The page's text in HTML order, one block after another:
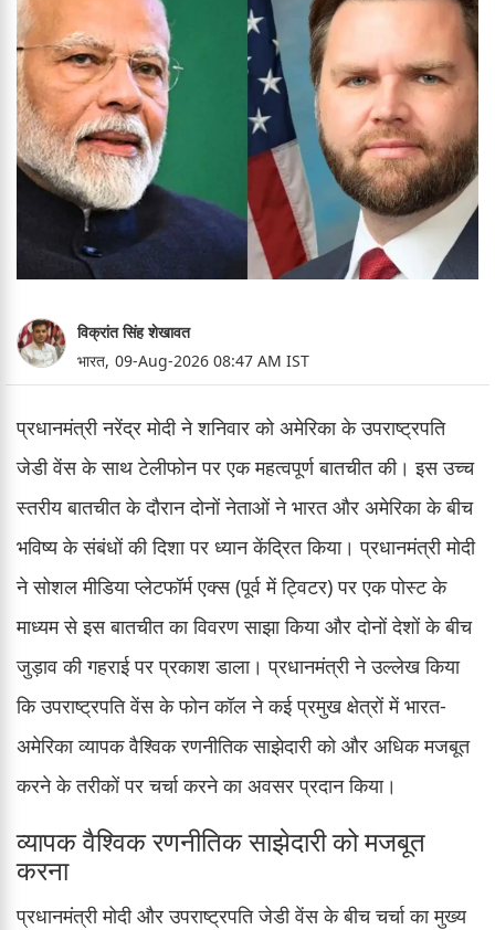
विक्रांत सिंह शेखावत
भारत, 09-Aug-2026 08:47 AM IST
प्रधानमंत्री नरेंद्र मोदी ने शनिवार को अमेरिका के उपराष्ट्रपति
जेडी वेंस के साथ टेलीफोन पर एक महत्वपूर्ण बातचीत की। इस उच्च
स्तरीय बातचीत के दौरान दोनों नेताओं ने भारत और अमेरिका के बीच
भविष्य के संबंधों की दिशा पर ध्यान केंद्रित किया। प्रधानमंत्री मोदी
ने सोशल मीडिया प्लेटफॉर्म एक्स (पूर्व में ट्विटर) पर एक पोस्ट के
माध्यम से इस बातचीत का विवरण साझा किया और दोनों देशों के बीच
जुड़ाव की गहराई पर प्रकाश डाला। प्रधानमंत्री ने उल्लेख किया
कि उपराष्ट्रपति वेंस के फोन कॉल ने कई प्रमुख क्षेत्रों में भारत-
अमेरिका व्यापक वैश्विक रणनीतिक साझेदारी को और अधिक मजबूत
करने के तरीकों पर चर्चा करने का अवसर प्रदान किया।
व्यापक वैश्विक रणनीतिक साझेदारी को मजबूत
करना
प्रधानमंत्री मोदी और उपराष्ट्रपति जेडी वेंस के बीच चर्चा का मुख्य